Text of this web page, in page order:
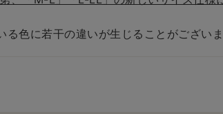
色に若干の違いが生じることがござい